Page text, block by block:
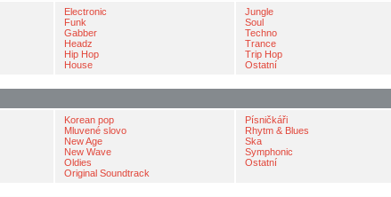
Electronic
Funk
Gabber
Headz
Hip Hop
House
Jungle
Soul
Techno
Trance
Trip Hop
Ostatní
Korean pop
Mluvené slovo
New Age
New Wave
Oldies
Original Soundtrack
Písničkáři
Rhytm & Blues
Ska
Symphonic
Ostatní